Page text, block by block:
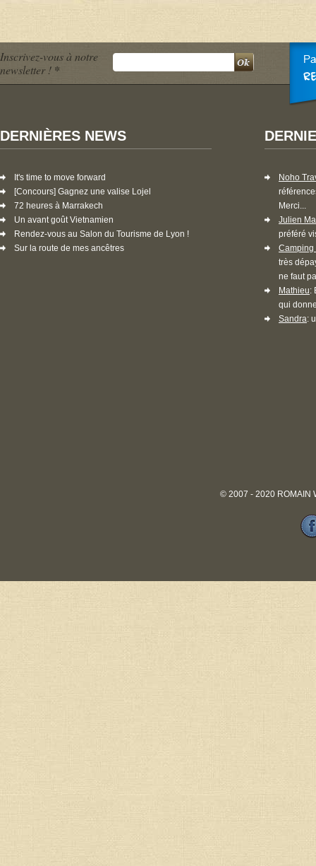
Inscrivez-vous à notre
newsletter ! *
DERNIÈRES NEWS
It's time to move forward
[Concours] Gagnez une valise Lojel
72 heures à Marrakech
Un avant goût Vietnamien
Rendez-vous au Salon du Tourisme de Lyon !
Sur la route de mes ancêtres
Noho
Merci...
Julien
préféré
Camping
très
ne faut
Mathieu:
qui
Sandra:
© 2007 - 2020 ROMAIN